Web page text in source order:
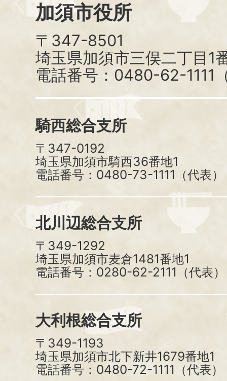
加須市役所
〒347-8501
埼玉県加須市三俣二丁目1
電話番号：0480-62-1111
騎西総合支所
〒347-0192
埼玉県加須市騎西36番地1
電話番号：0480-73-1111（代表）
北川辺総合支所
〒349-1292
埼玉県加須市麦倉1481番地1
電話番号：0280-62-2111（代表）
大利根総合支所
〒349-1193
埼玉県加須市北下新井1679番地1
電話番号：0480-72-1111（代表）